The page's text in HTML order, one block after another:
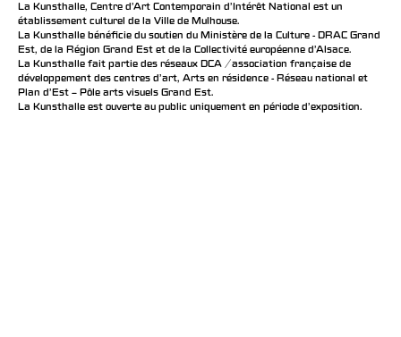
La Kunsthalle, Centre d’Art Contemporain d’Intérêt National est un
établissement culturel de la Ville de Mulhouse.
La Kunsthalle bénéficie du soutien du Ministère de la Culture - DRAC Grand
Est, de la Région Grand Est et de la Collectivité européenne d’Alsace.
La Kunsthalle fait partie des réseaux DCA / association française de
développement des centres d'art, Arts en résidence - Réseau national et
Plan d’Est – Pôle arts visuels Grand Est.
La Kunsthalle est ouverte au public uniquement en période d'exposition.